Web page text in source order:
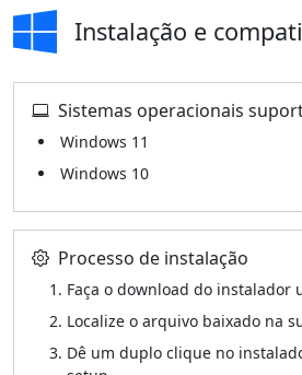
Instalação e
Sistemas operacionais
Windows 11
Windows 10
Processo de instalação
Faça o download do instalador
Localize o arquivo baixado na
Dê um duplo clique no